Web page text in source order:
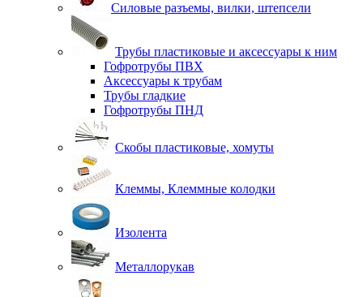
Силовые разъемы, вилки, штепсели
Трубы пластиковые и аксессуары к ним
Гофротрубы ПВХ
Аксессуары к трубам
Трубы гладкие
Гофротрубы ПНД
Скобы пластиковые, хомуты
Клеммы, Клеммные колодки
Изолента
Металлорукав